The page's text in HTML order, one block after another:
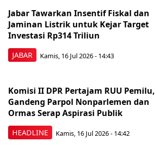
JABAR
Jabar Tawarkan Insentif Fiskal dan
Jaminan Listrik untuk Kejar Target
Investasi Rp314 Triliun
Kamis, 16 Jul 2026 - 14:43
HEADLINE
Komisi II DPR Pertajam RUU Pemilu,
Gandeng Parpol Nonparlemen dan
Ormas Serap Aspirasi Publik
Kamis, 16 Jul 2026 - 14:42